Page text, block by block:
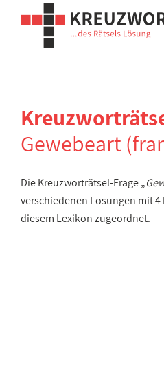
Gewebeart
Die Kreuzworträtsel-Frage „
verschiedenen Lösungen mit 4
diesem Lexikon zugeordnet.